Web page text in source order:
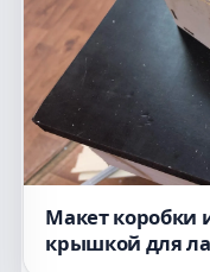
Макет коробки
крышкой для